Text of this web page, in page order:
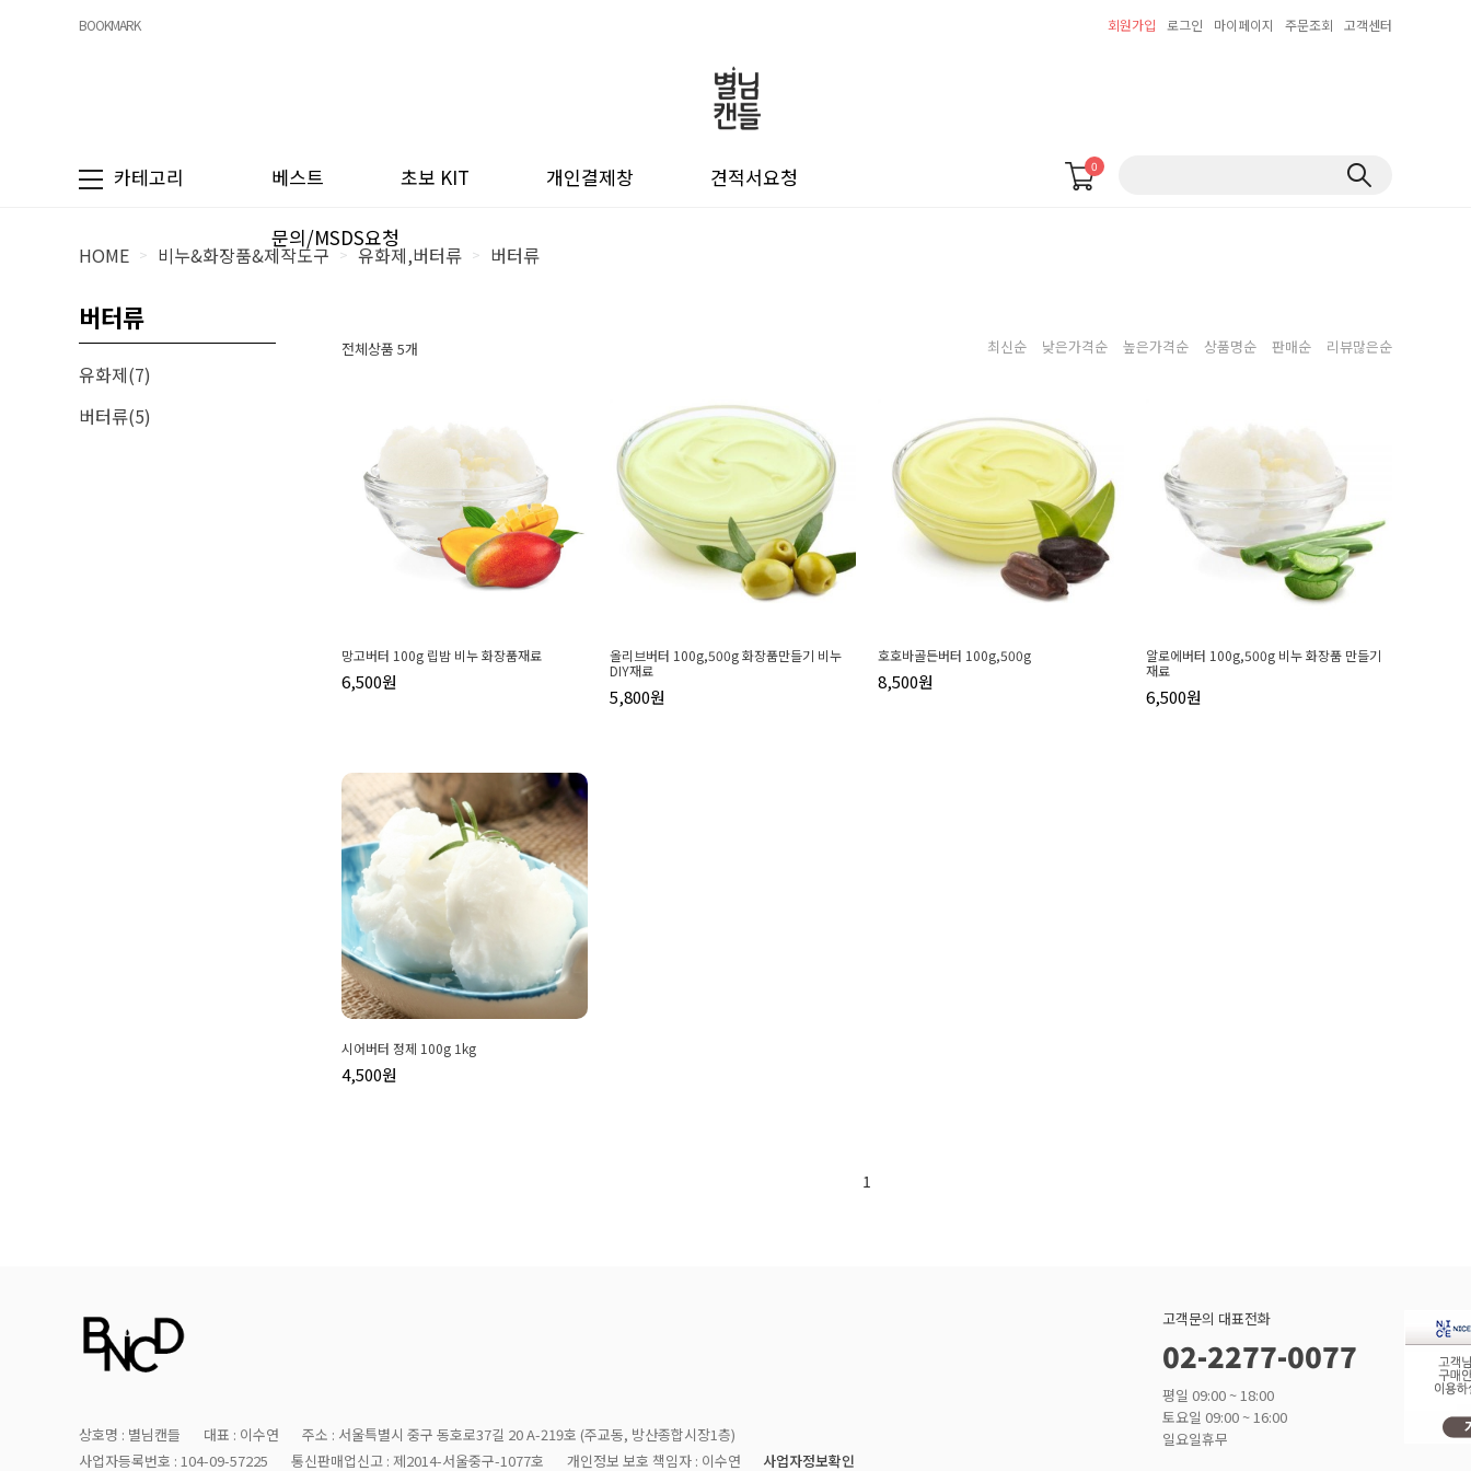
BOOKMARK 회원가입 로그인 마이페이지 주문조회 고객센터
카테고리 베스트 초보 KIT 개인결제창 견적서요청
문의/MSDS요청
0
HOME > 비누&화장품&제작도구 > 유화제,버터류 > 버터류
버터류
유화제(7)
버터류(5)
전체상품 5개 최신순 낮은가격순 높은가격순 상품명순 판매순 리뷰많은순
망고버터 100g 립밤 비누 화장품재료
6,500원
올리브버터 100g,500g 화장품만들기 비누
DIY재료
5,800원
호호바골든버터 100g,500g
8,500원
알로에버터 100g,500g 비누 화장품 만들기
재료
6,500원
시어버터 정제 100g 1kg
4,500원
1
상호명 : 별님캔들 대표 : 이수연
주소 : 서울특별시 중구 동호로37길 20 A-219호 (주교동, 방산종합시장1층)
사업자등록번호 : 104-09-57225
통신판매업신고 : 제2014-서울중구-1077호 개인정보 보호 책임자 : 이수연 사업자정보확인
고객문의 대표전화
02-2277-0077
평일 09:00 ~ 18:00
토요일 09:00 ~ 16:00
일요일휴무